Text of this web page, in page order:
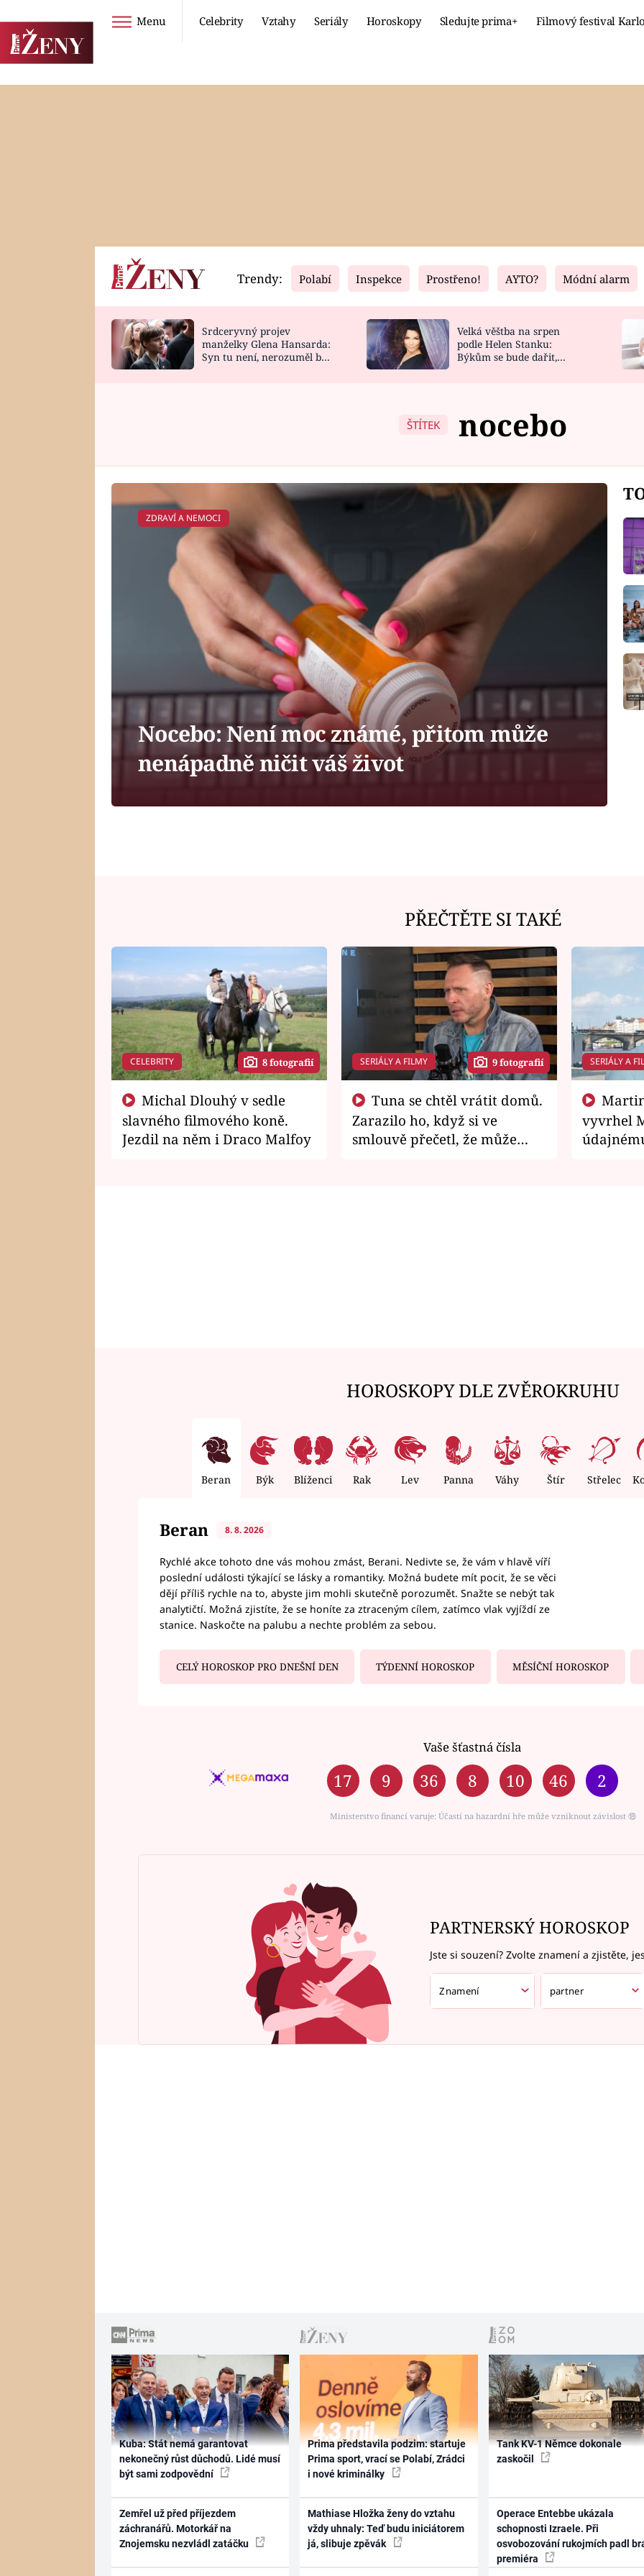
Menu Celebrity Vztahy Seriály Horoskopy Sledujte prima+ Filmový festival
Horoskopy
HOROSKOP NA
Video
CELEBRITY
VAŘENÍ
Fresh
NOVINKY
VIDEORECEPTY
Living
DESIGN
Trendy: Polabí Inspekce Prostřeno! AYTO? Módní alarm
Srdceryvný projev
manželky Glena Hansarda:
Syn tu není, nerozuměl by
Velká věštba na srpen
podle Helen Stanku:
Býkům se bude dařit,
ŠTÍTEK nocebo
ZDRAVÍ A NEMOCI
Nocebo: Není moc známé, přitom může
nenápadně ničit váš život
PŘEČTĚTE SI TAKÉ
CELEBRITY 8 fotografií
slavného filmového koně.
Jezdil na něm i Draco Malfoy
SERIÁLY A FILMY 9 fotografií
Zarazilo ho, když si ve
smlouvě přečetl, že může
SERIÁLY A
vyvrhel
HOROSKOPY DLE ZVĚROKRUHU
Beran Býk Blíženci Rak Lev Panna Váhy Štír Střelec
Beran 8. 8. 2026
Rychlé akce tohoto dne vás mohou zmást, Berani. Nedivte se, že vám v hlavě víří
poslední události týkající se lásky a romantiky. Možná budete mít pocit, že se věci
dějí příliš rychle na to, abyste jim mohli skutečně porozumět. Snažte se nebýt tak
analytičtí. Možná zjistíte, že se honíte za ztraceným cílem, zatímco vlak vyjíždí ze
stanice. Naskočte na palubu a nechte problém za sebou.
CELÝ HOROSKOP PRO DNEŠNÍ DEN TÝDENNÍ HOROSKOP MĚSÍČNÍ HOROSKOP
Vaše šťastná čísla
17 9 36 8 10 46 2
Ministerstvo financí varuje: Účastí na hazardní hře může vzniknout závislost ⑱
PARTNERSKÝ HOROSKOP
Jste si souzení? Zvolte znamení a zjistěte,
Kuba: Stát nemá garantovat
nekonečný růst důchodů. Lidé musí
být sami zodpovědní
Zemřel už před příjezdem
záchranářů. Motorkář na
Znojemsku nezvládl zatáčku
Prima představila podzim: startuje
Prima sport, vrací se Polabí, Zrádci
i nové kriminálky
Mathiase Hložka ženy do vztahu
vždy uhnaly: Teď budu iniciátorem
já, slibuje zpěvák
Tank KV-1 Němce dokonale
zaskočil
Operace Entebbe ukázala
schopnosti Izraele. Při
osvobozování rukojmích padl
premiéra